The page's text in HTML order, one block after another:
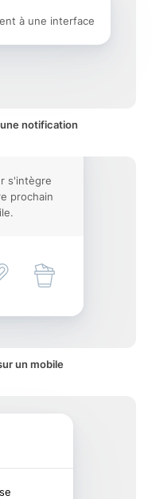
à une interface
notification
s'intègre
prochain
un mobile